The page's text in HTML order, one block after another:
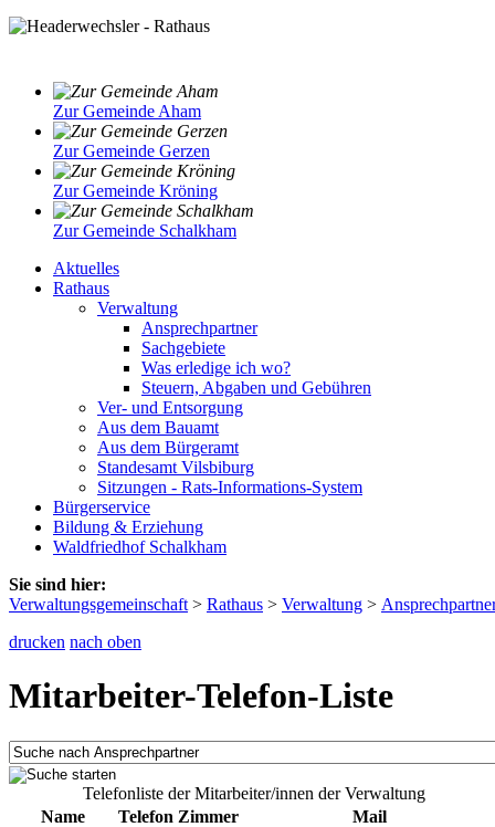
Zur Gemeinde Aham
Zur Gemeinde Gerzen
Zur Gemeinde Kröning
Zur Gemeinde Schalkham
Aktuelles
Rathaus
Verwaltung
Ansprechpartner
Sachgebiete
Was erledige ich wo?
Steuern, Abgaben und Gebühren
Ver- und Entsorgung
Aus dem Bauamt
Aus dem Bürgeramt
Standesamt Vilsbiburg
Sitzungen - Rats-Informations-System
Bürgerservice
Bildung & Erziehung
Waldfriedhof Schalkham
Sie sind hier:
Verwaltungsgemeinschaft > Rathaus > Verwaltung >
drucken nach oben
Mitarbeiter-Telefon-Liste
Telefonliste der Mitarbeiter/innen der Verwaltung
Name
Telefon Zimmer
Mail